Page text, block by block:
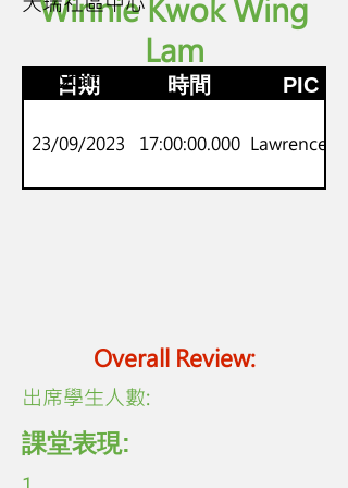
Winnie Kwok Wing
Lam
日期 時間 PIC
23/09/2023 17:00:00.000 Lawrence Lo
Overall Review:
P.1-2
劍橋Starters
​出席學生人數:
課堂表現: